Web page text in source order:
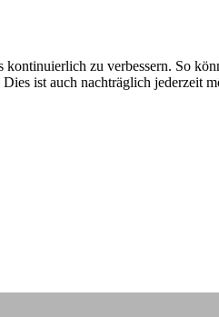
zu verbessern. So
Dies ist auch nachträglich